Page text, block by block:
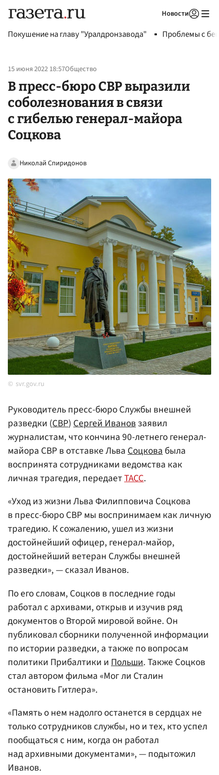
Новости
Покушение на главу "Уралдронзавода" Проблемы с
15 июня 2022 18:57Общество
В пресс-бюро СВР выразили
соболезнования в связи
с гибелью генерал-майора
Соцкова
Николай Спиридонов
svr.gov.ru
Руководитель пресс-бюро Службы внешней
разведки (СВР)Сергей Ивановзаявил
журналистам, что кончина 90-летнего генерал-
майора СВР в отставке ЛьваСоцковабыла
воспринята сотрудниками ведомства как
личная трагедия, передаетТАСС.
«Уход из жизни Льва Филипповича Соцкова
в пресс-бюро СВР мы воспринимаем как личную
трагедию. К сожалению, ушел из жизни
достойнейший офицер, генерал-майор,
достойнейший ветеран Службы внешней
разведки», — сказал Иванов.
По его словам, Соцков в последние годы
работал с архивами, открыв и изучив ряд
документов о Второй мировой войне. Он
публиковал сборники полученной информации
по истории разведки, а также по вопросам
политики Прибалтики и Польши. Также Соцков
стал автором фильма «Мог ли Сталин
остановить Гитлера».
«Память о нем надолго останется в сердцах не
только сотрудников службы, но и тех, кто успел
пообщаться с ним, когда он работал
над архивными документами», — подытожил
Иванов.